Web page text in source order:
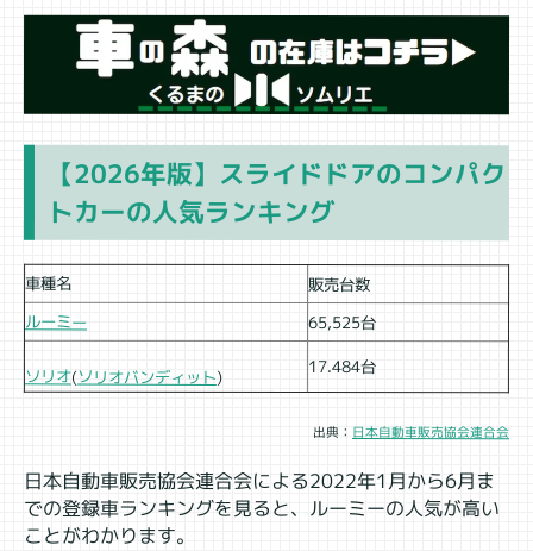
【2026年版】スライドドアのコンパク
トカーの人気ランキング
車種名 販売台数
ルーミー 65,525台
ソリオ(ソリオバンディット) 17.484台
出典： 日本自動車販売協会連合会
日本自動車販売協会連合会による2022年1月から6月ま
での登録車ランキングを見ると、ルーミーの人気が高い
ことがわかります。